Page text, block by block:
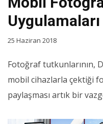
Uygulamaları
25 Haziran 2018
Fotoğraf tutkunlarının,
mobil cihazlarla çektiği
paylaşması artık bir